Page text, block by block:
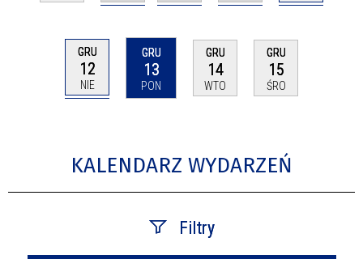
GRU
12
NIE
GRU
13
PON
GRU
14
WTO
GRU
15
ŚRO
KALENDARZ WYDARZEŃ
Filtry